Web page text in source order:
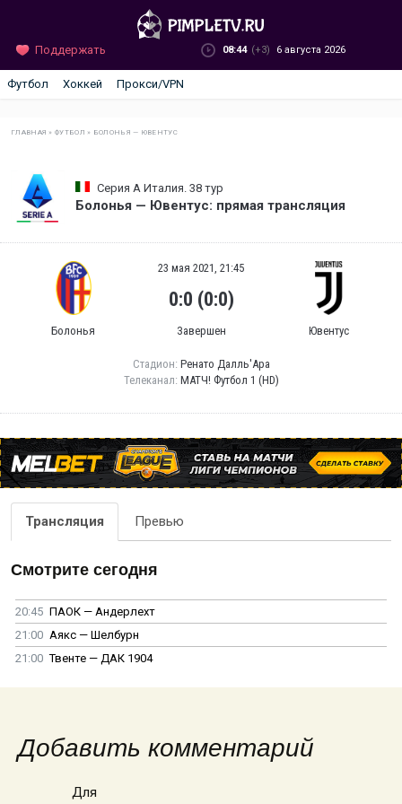
Поддержать 08:44 (+3) 6 августа 2026
Футбол Хоккей Прокси/VPN
ГЛАВНАЯ »ФУТБОЛ » БОЛОНЬЯ — ЮВЕНТУС
Серия А Италия. 38 тур
Болонья — Ювентус: прямая трансляция
Болонья
23 мая 2021, 21:45
0:0 (0:0)
Завершен Ювентус
Стадион: Ренато Далль'Ара
Телеканал: МАТЧ! Футбол 1 (HD)
Трансляция Превью
Смотрите сегодня
20:45 ПАОК — Андерлехт
21:00 Аякс — Шелбурн
21:00 Твенте — ДАК 1904
Добавить комментарий
Для